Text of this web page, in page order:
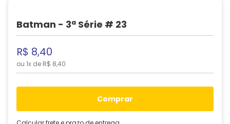
Batman - 3ª Série # 23
R$ 8,40
ou 1x de R$ 8,40
comprar